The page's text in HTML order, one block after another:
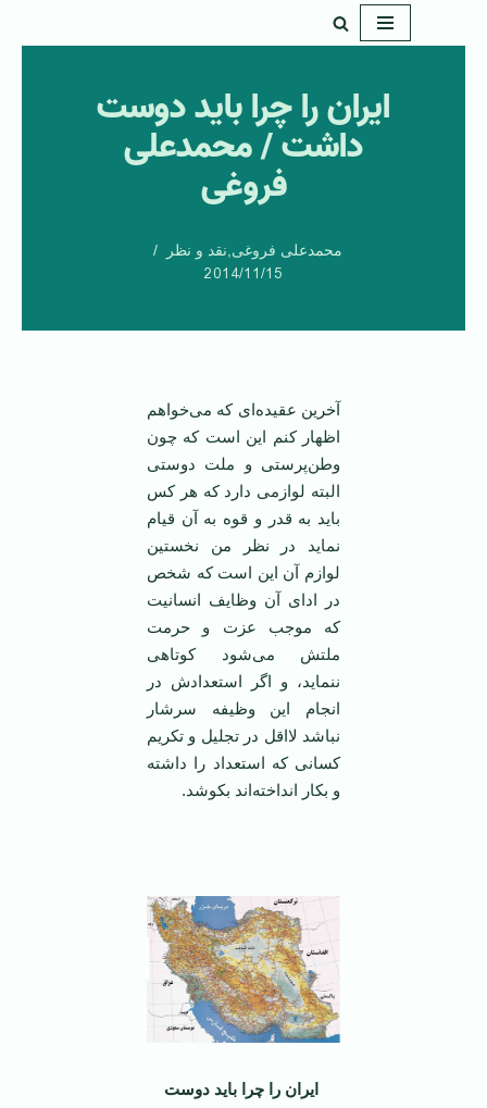
ایران را چرا باید دوست
داشت / محمدعلی
فروغی
محمدعلی فروغی,نقد و نظر
2014/11/15
آخرین عقیده‌ای که می‌خواهم
اظهار کنم این است که چون
وطن‌پرستی و ملت دوستی
البته لوازمی دارد که هر کس
باید به قدر و قوه به آن قیام
نماید در نظر من نخستین
لوازم آن این است که شخص
در ادای آن وظایف انسانیت
که موجب عزت و حرمت
ملتش می‌شود کوتاهی
ننماید، و اگر استعدادش در
انجام این وظیفه سرشار
نباشد لااقل در تجلیل و تکریم
کسانی که استعداد را داشته
و بکار انداخته‌اند بکوشد.
ایران را چرا باید دوست